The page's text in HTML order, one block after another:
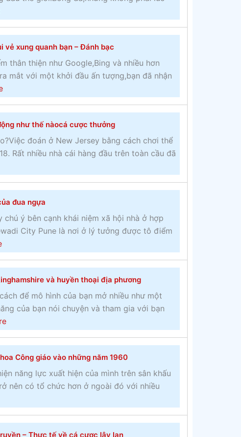
o
u
t
L
ễ
h
ộ
i
C
h
l
t
e
n
h
a
m
2
0
0
C
ộ
c
đ
a
h
vẻ xung quanh bạn – Đánh bạc
thân thiện như Google,Bing và nhiều hơn
mắt với một khởi đầu ấn tượng,bạn đã nhận
a
o
u
t
M
t
n
ộ
t
m
c
ủ
a
m
ộ
t
t
h
ế
g
ớ
v
như thế nàocá cược thưởng
đoán ở New Jersey bằng cách chơi thể
Rất nhiều nhà cái hàng đầu trên toàn cầu đã
đua ngựa
ý bên cạnh khái niệm xã hội nhà ở hợp
City Pune là nơi ở lý tưởng được tô điểm
a
o
u
t
N
g
u
y
h
i
ể
c
ủ
a
và huyền thoại địa phương
để mô hình của bạn mở nhiều như một
của bạn nói chuyện và tham gia với bạn
a
o
u
t
L
c
h
Công giáo vào những năm 1960
năng lực xuất hiện của mình trên sân khấu
nên có tổ chức hơn ở ngoài đó với nhiều
– Thực tế về cá cược lây lan